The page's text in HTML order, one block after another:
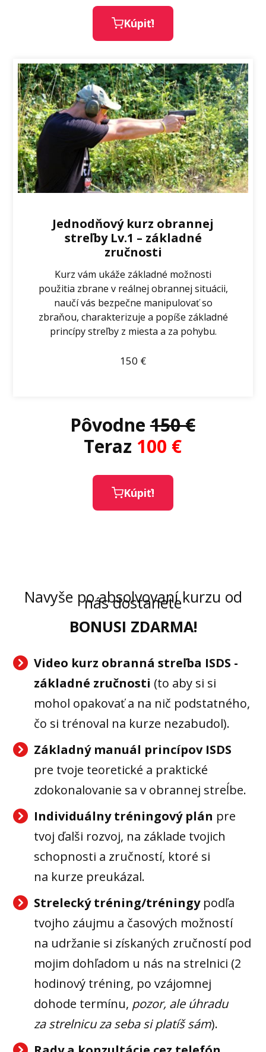
Kúpiť!
Jednodňový kurz obrannej
streľby Lv.1 – základné
zručnosti
Kurz vám ukáže základné možnosti
použitia zbrane v reálnej obrannej situácii,
naučí vás bezpečne manipulovať so
zbraňou, charakterizuje a popíše základné
princípy streľby z miesta a za pohybu.
150 €
Pôvodne150 €
Teraz 100 €
Kúpiť!
Navyše po absolvovaní kurzu od
nás dostanete
BONUSI ZDARMA!
Video kurz obranná streľba ISDS -
základné zručnosti (to aby si si
mohol opakovať a na nič podstatného,
čo si trénoval na kurze nezabudol).
Základný manuál princípov ISDS
pre tvoje teoretické a praktické
zdokonalovanie sa v obrannej streĺbe.
Individuálny tréningový plán pre
tvoj ďalši rozvoj, na základe tvojich
schopnosti a zručností, ktoré si
na kurze preukázal.
Strelecký tréning/tréningypodľa
tvojho záujmu a časových možností
na udržanie si získaných zručností pod
mojim dohľadom u nás na strelnici (2
hodinový tréning, po vzájomnej
dohode termínu, pozor, ale úhradu
za strelnicu za seba si platíš sám).